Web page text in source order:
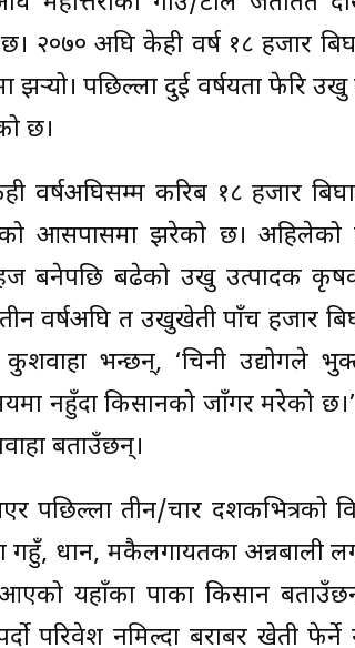
२०७० अघि केही वर्ष १८ हजार
झर्‍यो। पछिल्ला दुई वर्षयता फेरि
छ।
वर्षअघिसम्म करिब १८ हजार
आसपासमा झरेको छ। अहिलेको
बनेपछि बढेको उखु उत्पादक
वर्षअघि त उखुखेती पाँच हजार
कुशवाहा भन्छन्, ‘चिनी उद्योगले
नहुँदा किसानको जाँगर मरेको
बताउँछन्।
पछिल्ला तीन/चार दशकभित्रको
गहुँ, धान, मकैलगायतका अन्नबाली
यहाँका पाका किसान
परिवेश नमिल्दा बराबर खेती